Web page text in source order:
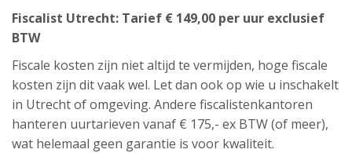
Fiscalist Utrecht: Tarief € 149,00 per uur exclusief
BTW
Fiscale kosten zijn niet altijd te vermijden, hoge fiscale
kosten zijn dit vaak wel. Let dan ook op wie u inschakelt
in Utrecht of omgeving. Andere fiscalistenkantoren
hanteren uurtarieven vanaf € 175,- ex BTW (of meer),
wat helemaal geen garantie is voor kwaliteit.